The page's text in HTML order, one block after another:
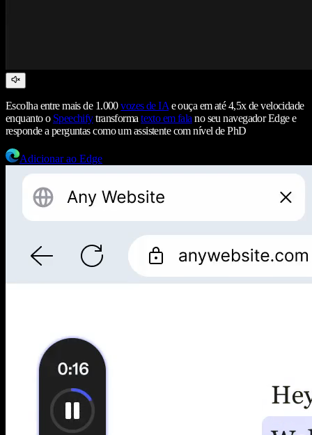
Escolha entre mais de 1.000vozes de IA e ouça em até 4,5x de velocidade
enquanto o Speechifytransformatexto em fala no seu navegador Edge e
responde a perguntas como um assistente com nível de PhD
Adicionar ao Edge